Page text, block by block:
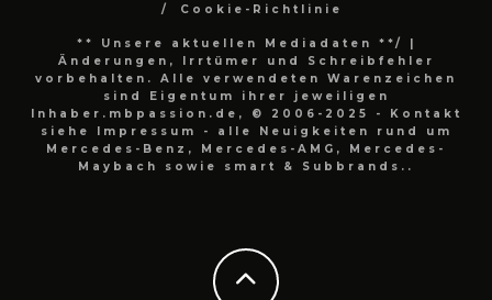
Cookie-Richtlinie
** Unsere aktuellen Mediadaten **/
|
Änderungen, Irrtümer und Schreibfehler
vorbehalten. Alle verwendeten Warenzeichen
sind Eigentum ihrer jeweiligen
Inhaber.mbpassion.de, © 2006-2025 - Kontakt
siehe Impressum - alle Neuigkeiten rund um
Mercedes-Benz, Mercedes-AMG, Mercedes-
Maybach sowie smart & Subbrands..